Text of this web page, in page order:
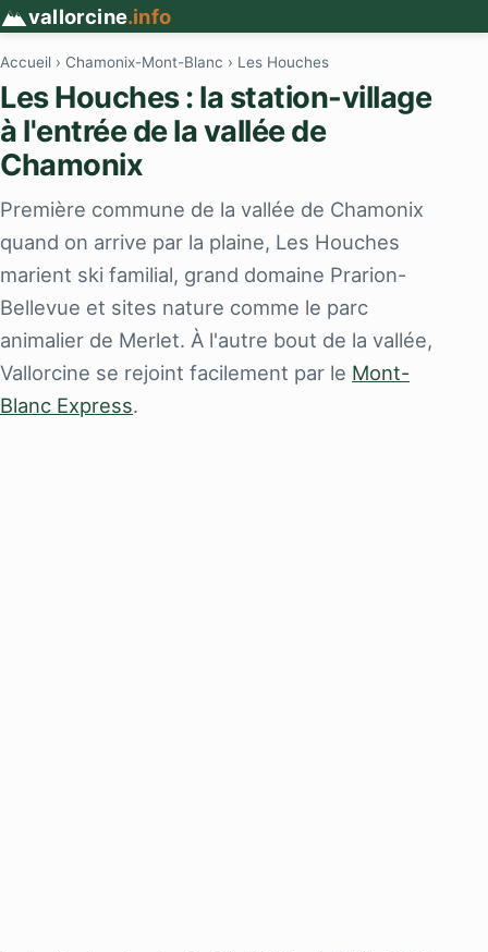
vallorcine.info
Accueil › Chamonix-Mont-Blanc › Les Houches
Les Houches : la station-village
à l'entrée de la vallée de
Chamonix
Première commune de la vallée de Chamonix
quand on arrive par la plaine, Les Houches
marient ski familial, grand domaine Prarion-
Bellevue et sites nature comme le parc
animalier de Merlet. À l'autre bout de la vallée,
Vallorcine se rejoint facilement par le Mont-
Blanc Express.